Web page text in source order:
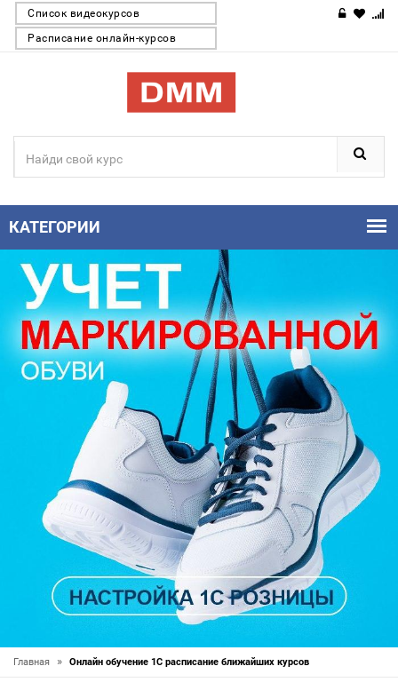
Список видеокурсов
Расписание онлайн-курсов
КАТЕГОРИИ
Главная » Онлайн обучение 1С расписание ближайших курсов